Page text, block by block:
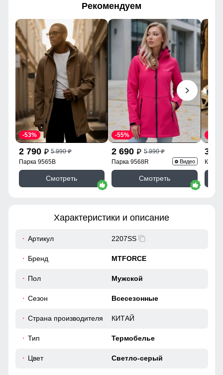
Рекомендуем
2 790 p 5 990p
-53%
Парка 9565B
Смотреть
2 690 p 5 990p
-55%
Парка 9568R Видео
Смотреть
3
Характеристики и описание
Артикул 2207SS
Бренд MTFORCE
Пол Мужской
Сезон Всесезонные
Страна производителя КИТАЙ
Тип Термобелье
Цвет Светло-серый